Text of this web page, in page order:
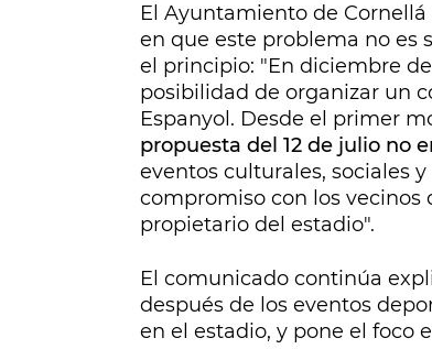
El Ayuntamiento de
en que este problema no es
el principio: "En diciembre
posibilidad de organizar un
Espanyol. Desde el primer
propuesta del 12 de julio no
eventos culturales, sociales
compromiso con los vecinos
propietario del estadio".
El comunicado continúa
después de los eventos
en el estadio, y pone el foco